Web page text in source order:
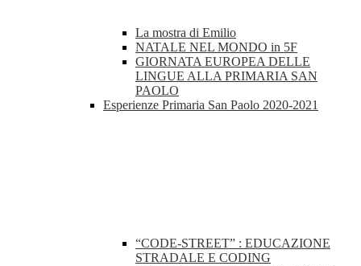
La mostra di Emilio
NATALE NEL MONDO in 5F
GIORNATA EUROPEA DELLE
LINGUE ALLA PRIMARIA SAN
PAOLO
Esperienze Primaria San Paolo 2020-2021
“CODE-STREET” : EDUCAZIONE
STRADALE E CODING